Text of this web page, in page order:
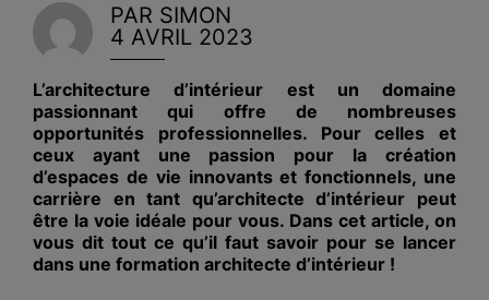
PAR SIMON
4 AVRIL 2023
L’architecture d’intérieur est un domaine
passionnant qui offre de nombreuses
opportunités professionnelles. Pour celles et
ceux ayant une passion pour la création
d’espaces de vie innovants et fonctionnels, une
carrière en tant qu’architecte d’intérieur peut
être la voie idéale pour vous. Dans cet article, on
vous dit tout ce qu’il faut savoir pour se lancer
dans une formation architecte d’intérieur !